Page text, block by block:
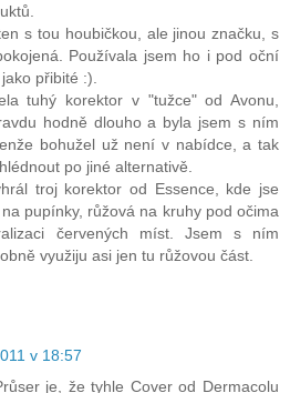
s tou houbičkou, ale jinou značku, s
Používala jsem ho i pod oční
přibité :).
tuhý korektor v "tužce" od Avonu,
hodně dlouho a byla jsem s ním
bohužel už není v nabídce, a tak
po jiné alternativě.
troj korektor od Essence, kde jse
pupínky, růžová na kruhy pod očima
červených míst. Jsem s ním
využiju asi jen tu růžovou část.
v 18:57
je, že tyhle Cover od Dermacolu